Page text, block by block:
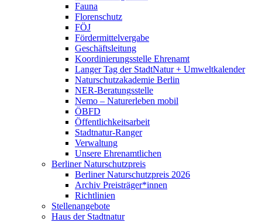
Fauna
Florenschutz
FÖJ
Fördermittelvergabe
Geschäftsleitung
Koordinierungsstelle Ehrenamt
Langer Tag der StadtNatur + Umweltkalender
Naturschutzakademie Berlin
NER-Beratungsstelle
Nemo – Naturerleben mobil
ÖBFD
Öffentlichkeitsarbeit
Stadtnatur-Ranger
Verwaltung
Unsere Ehrenamtlichen
Berliner Naturschutzpreis
Berliner Naturschutzpreis 2026
Archiv Preisträger*innen
Richtlinien
Stellenangebote
Haus der Stadtnatur